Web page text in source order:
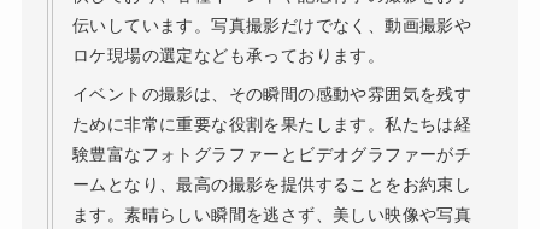
伝いしています。写真撮影だけでなく、動画撮影や
ロケ現場の選定なども承っております。
イベントの撮影は、その瞬間の感動や雰囲気を残す
ために非常に重要な役割を果たします。私たちは経
験豊富なフォトグラファーとビデオグラファーがチ
ームとなり、最高の撮影を提供することをお約束し
ます。素晴らしい瞬間を逃さず、美しい映像や写真